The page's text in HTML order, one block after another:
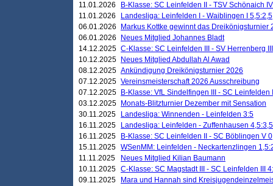
11.01.2026
B-Klasse: SC Leinfelden II - TSV Schönaich
11.01.2026
Landesliga: Leinfelden I - Waiblingen I 5,5:2,5
06.01.2026
Markus Kottke gewinnt das Dreikönigsturnier
06.01.2026
Neues Mitglied Johannes Bladt
14.12.2025 C-Klasse: SC Leinfelden III - SV Herrenberg
10.12.2025
Neues Mitglied Abdullah Al Awad
08.12.2025 Ankündigung Dreikönigsturnier 2026
07.12.2025 Vereinsmeisterschaft 2026 Ausschreibung
07.12.2025
B-Klasse: VfL Sindelfingen III - SC Leinfelden
03.12.2025
Monats-Blitzturnier Dezember mit Sensation
30.11.2025
Landesliga: Winnenden - Leinfelden 3:5
16.11.2025
Landesliga: Leinfelden - Zuffenhausen 4,5:3,5
16.11.2025
B-Klasse: SC Leinfelden II - SC Böblingen V
15.11.2025 WSenMM: Leinfelden - Neckartenzlingen
11.11.2025
Neues Mitglied Kilian Baumann
10.11.2025 C-Klasse: SC Magstadt III - SC Leinfelden III
09.11.2025
Mara und Hannah sind